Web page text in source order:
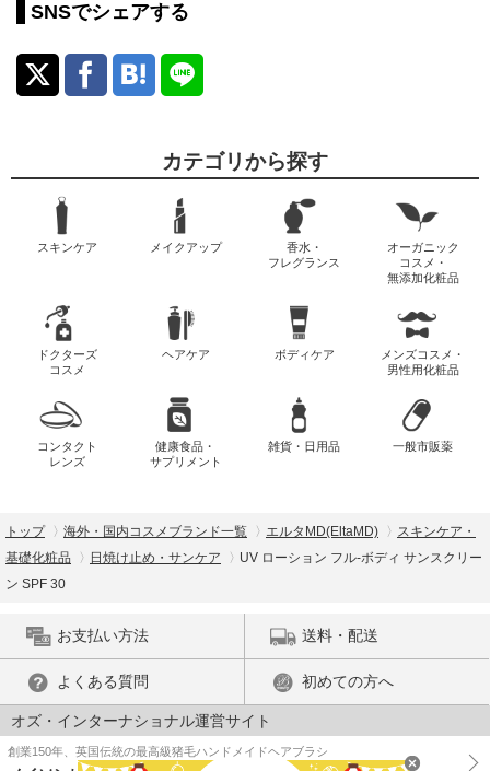
SNSでシェアする
カテゴリから探す
スキンケア メイクアップ
香水・
フレグランス
オーガニック
コスメ・
無添加化粧品
ドクターズ
コスメ
ヘアケア ボディケア
メンズコスメ・
男性用化粧品
コンタクト
レンズ
健康食品・
サプリメント
雑貨・日用品 一般市販薬
トップ 海外・国内コスメブランド一覧 エルタMD(EltaMD)
スキンケア・
基礎化粧品
日焼け止め・サンケア
UV ローション フル-ボディ サンスクリー
ン SPF 30
お支払い方法 送料・配送
よくある質問 初めての方へ
オズ・インターナショナル運営サイト
創業150年、英国伝統の最高級猪毛ハンドメイドヘアブラシ